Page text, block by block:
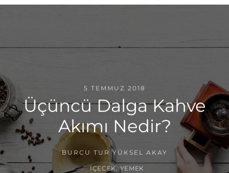
5 TEMMUZ 2018
Üçüncü Dalga Kahve
Akımı Nedir?
BURCU TUR YÜKSEL AKAY
İÇECEK YEMEK